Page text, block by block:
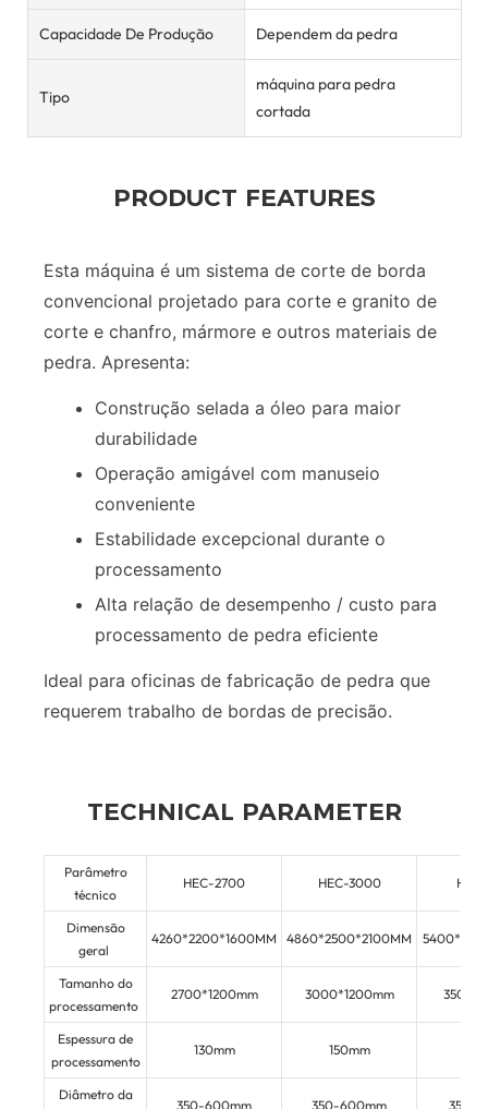
Capacidade De Produção Dependem da pedra
Tipo
máquina para pedra
cortada
PRODUCT FEATURES
Esta máquina é um sistema de corte de borda
convencional projetado para corte e granito de
corte e chanfro, mármore e outros materiais de
pedra. Apresenta:
Construção selada a óleo para maior
durabilidade
Operação amigável com manuseio
conveniente
Estabilidade excepcional durante o
processamento
Alta relação de desempenho / custo para
processamento de pedra eficiente
Ideal para oficinas de fabricação de pedra que
requerem trabalho de bordas de precisão.
TECHNICAL PARAMETER
Parâmetro
técnico
HEC-2700 HEC-3000
Dimensão
geral
4260*2200*1600MM 4860*2500*2100MM
Tamanho do
processamento
2700*1200mm 3000*1200mm
Espessura de
processamento
130mm 150mm
Diâmetro da
350-600mm 350-600mm 350-